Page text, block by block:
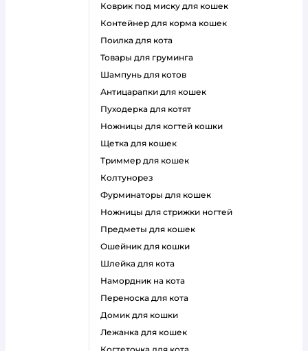
коврик под миску для кошек
контейнер для корма кошек
поилка для кота
товары для груминга
шампунь для котов
антицарапки для кошек
пуходерка для котят
ножницы для когтей кошки
щетка для кошек
триммер для кошек
колтунорез
фурминаторы для кошек
ножницы для стрижки ногтей
предметы для кошек
ошейник для кошки
шлейка для кота
намордник на кота
переноска для кота
домик для кошки
лежанка для кошек